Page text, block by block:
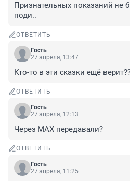
Признательных показаний
поди..
ОТВЕТИТЬ
Гость
27 апреля, 13:47
Кто-то в эти сказки ещё
ОТВЕТИТЬ
Гость
27 апреля, 12:13
Через МАХ передавали?
ОТВЕТИТЬ
Гость
27 апреля, 11:25